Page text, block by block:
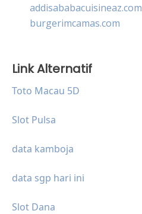
addisababacuisineaz.com
burgerimcamas.com
Link Alternatif
Toto Macau 5D
Slot Pulsa
data kamboja
data sgp hari ini
Slot Dana